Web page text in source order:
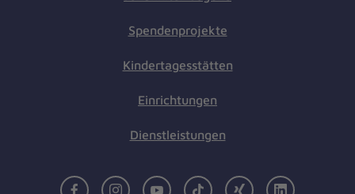
Spendenprojekte
Kindertagesstätten
Einrichtungen
Dienstleistungen
FacebookInstagramYoutubeTikTok Xing LinkedIn